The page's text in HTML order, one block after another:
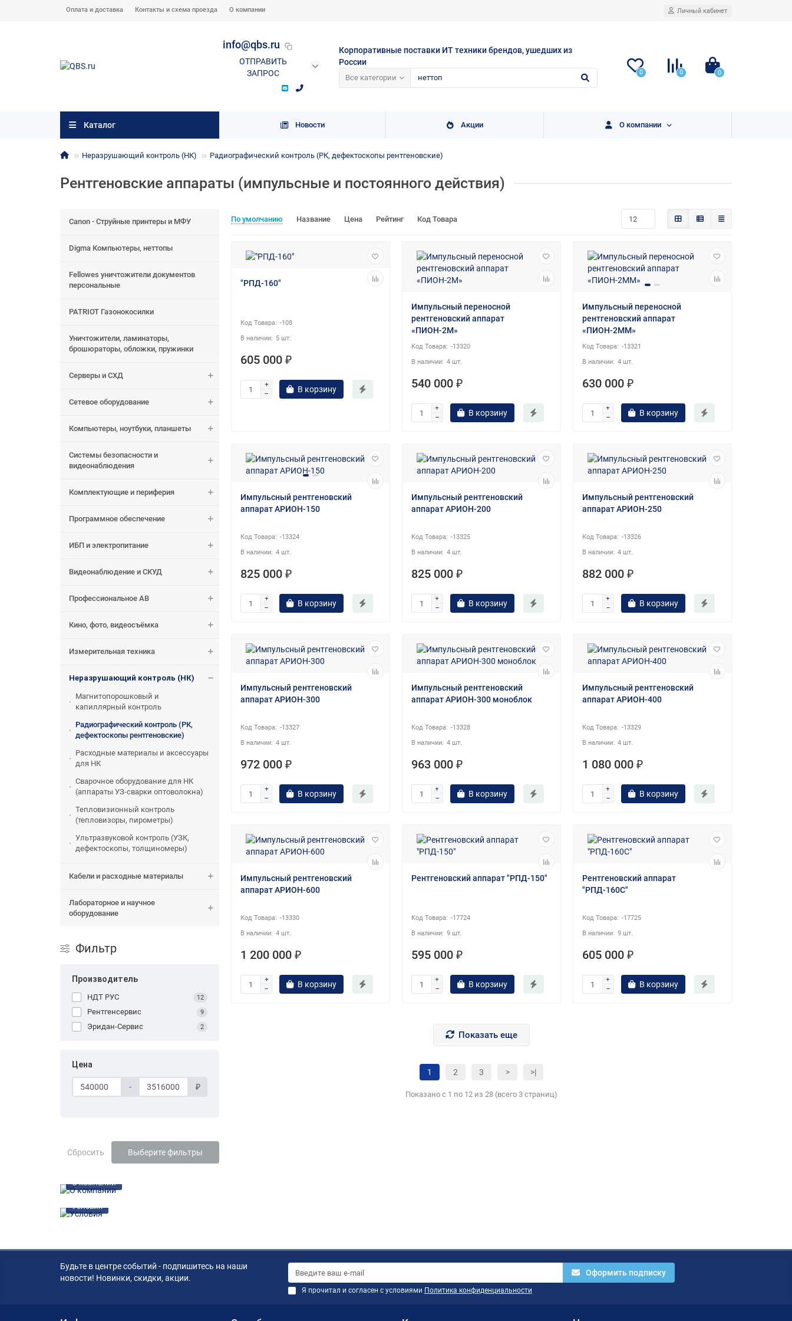
Оплата и доставка Контакты и схема проезда О компании Личный кабинет
Корпоративные поставки ИТ техники брендов, ушедших из
России
Все категории
info@qbs.ru
ОТПРАВИТЬ
ЗАПРОС
0 0 0
Каталог Новости Акции О компании
Неразрушающий контроль (НК) Радиографический контроль (РК, дефектоскопы рентгеновские)
Рентгеновские аппараты (импульсные и постоянного действия)
Canon - Струйные принтеры и МФУ
Digma Компьютеры, неттопы
Fellowes уничтожители документов
персональные
PATRIOT Газонокосилки
Уничтожители, ламинаторы,
брошюраторы, обложки, пружинки
Серверы и СХД
Сетевое оборудование
Компьютеры, ноутбуки, планшеты
Системы безопасности и
видеонаблюдения
Комплектующие и периферия
Программное обеспечение
ИБП и электропитание
Видеонаблюдение и СКУД
Профессиональное АВ
Кино, фото, видеосъёмка
Измерительная техника
Неразрушающий контроль (НК)
Магнитопорошковый и
капиллярный контроль
Радиографический контроль (РК,
дефектоскопы рентгеновские)
Расходные материалы и аксессуары
для НК
Сварочное оборудование для НК
(аппараты УЗ-сварки оптоволокна)
Тепловизионный контроль
(тепловизоры, пирометры)
Ультразвуковой контроль (УЗК,
дефектоскопы, толщиномеры)
Кабели и расходные материалы
Лабораторное и научное
оборудование
Фильтр
Производитель
НДТ РУС 12
Рентгенсервис 9
Эридан-Сервис 2
Цена
- ₽
Сбросить Выберите фильтры
О компании
Условия
По умолчанию Название Цена Рейтинг Код Товара
"РПД-160"
-108
5 шт.
605 000 ₽
В корзину
Импульсный переносной
рентгеновский аппарат
«ПИОН-2М»
-13320
4 шт.
540 000 ₽
В корзину
Импульсный переносной
рентгеновский аппарат
«ПИОН-2ММ»
-13321
4 шт.
630 000 ₽
В корзину
Импульсный рентгеновский
аппарат АРИОН-150
-13324
4 шт.
825 000 ₽
В корзину
Импульсный рентгеновский
аппарат АРИОН-200
-13325
4 шт.
825 000 ₽
В корзину
Импульсный рентгеновский
аппарат АРИОН-250
-13326
4 шт.
882 000 ₽
В корзину
Импульсный рентгеновский
аппарат АРИОН-300
-13327
4 шт.
972 000 ₽
В корзину
Импульсный рентгеновский
аппарат АРИОН-300 моноблок
-13328
4 шт.
963 000 ₽
В корзину
Импульсный рентгеновский
аппарат АРИОН-400
-13329
4 шт.
1 080 000 ₽
В корзину
Импульсный рентгеновский
аппарат АРИОН-600
-13330
4 шт.
1 200 000 ₽
В корзину
Рентгеновский аппарат "РПД-150"
-17724
9 шт.
595 000 ₽
В корзину
Рентгеновский аппарат
"РПД-160С"
-17725
9 шт.
605 000 ₽
В корзину
Показать еще
1 2 3 > >|
Показано с 1 по 12 из 28 (всего 3 страниц)
Будьте в центре событий - подпишитесь на наши
новости! Новинки, скидки, акции.
Оформить подписку
Я прочитал и согласен с условиями Политика конфиденциальности